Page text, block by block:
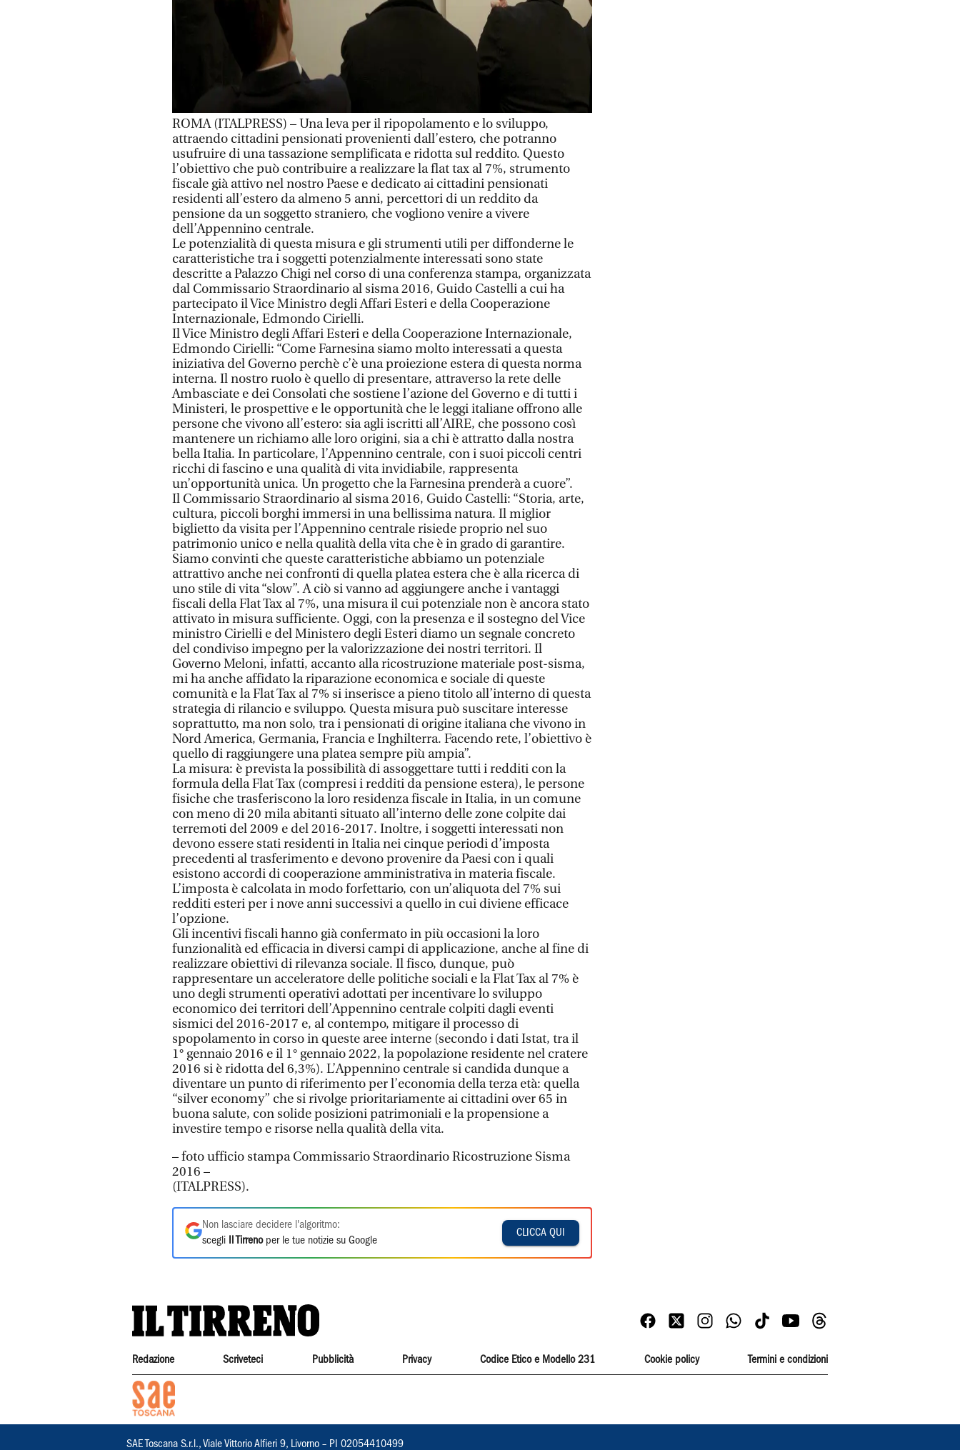
ROMA (ITALPRESS) – Una leva per il ripopolamento e lo sviluppo,
attraendo cittadini pensionati provenienti dall’estero, che potranno
usufruire di una tassazione semplificata e ridotta sul reddito. Questo
l’obiettivo che può contribuire a realizzare la flat tax al 7%, strumento
fiscale già attivo nel nostro Paese e dedicato ai cittadini pensionati
residenti all’estero da almeno 5 anni, percettori di un reddito da
pensione da un soggetto straniero, che vogliono venire a vivere
dell’Appennino centrale.
Le potenzialità di questa misura e gli strumenti utili per diffonderne le
caratteristiche tra i soggetti potenzialmente interessati sono state
descritte a Palazzo Chigi nel corso di una conferenza stampa, organizzata
dal Commissario Straordinario al sisma 2016, Guido Castelli a cui ha
partecipato il Vice Ministro degli Affari Esteri e della Cooperazione
Internazionale, Edmondo Cirielli.
Il Vice Ministro degli Affari Esteri e della Cooperazione Internazionale,
Edmondo Cirielli: “Come Farnesina siamo molto interessati a questa
iniziativa del Governo perchè c’è una proiezione estera di questa norma
interna. Il nostro ruolo è quello di presentare, attraverso la rete delle
Ambasciate e dei Consolati che sostiene l’azione del Governo e di tutti i
Ministeri, le prospettive e le opportunità che le leggi italiane offrono alle
persone che vivono all’estero: sia agli iscritti all’AIRE, che possono così
mantenere un richiamo alle loro origini, sia a chi è attratto dalla nostra
bella Italia. In particolare, l’Appennino centrale, con i suoi piccoli centri
ricchi di fascino e una qualità di vita invidiabile, rappresenta
un’opportunità unica. Un progetto che la Farnesina prenderà a cuore”.
Il Commissario Straordinario al sisma 2016, Guido Castelli: “Storia, arte,
cultura, piccoli borghi immersi in una bellissima natura. Il miglior
biglietto da visita per l’Appennino centrale risiede proprio nel suo
patrimonio unico e nella qualità della vita che è in grado di garantire.
Siamo convinti che queste caratteristiche abbiamo un potenziale
attrattivo anche nei confronti di quella platea estera che è alla ricerca di
uno stile di vita “slow”. A ciò si vanno ad aggiungere anche i vantaggi
fiscali della Flat Tax al 7%, una misura il cui potenziale non è ancora stato
attivato in misura sufficiente. Oggi, con la presenza e il sostegno del Vice
ministro Cirielli e del Ministero degli Esteri diamo un segnale concreto
del condiviso impegno per la valorizzazione dei nostri territori. Il
Governo Meloni, infatti, accanto alla ricostruzione materiale post-sisma,
mi ha anche affidato la riparazione economica e sociale di queste
comunità e la Flat Tax al 7% si inserisce a pieno titolo all’interno di questa
strategia di rilancio e sviluppo. Questa misura può suscitare interesse
soprattutto, ma non solo, tra i pensionati di origine italiana che vivono in
Nord America, Germania, Francia e Inghilterra. Facendo rete, l’obiettivo è
quello di raggiungere una platea sempre più ampia”.
La misura: è prevista la possibilità di assoggettare tutti i redditi con la
formula della Flat Tax (compresi i redditi da pensione estera), le persone
fisiche che trasferiscono la loro residenza fiscale in Italia, in un comune
con meno di 20 mila abitanti situato all’interno delle zone colpite dai
terremoti del 2009 e del 2016-2017. Inoltre, i soggetti interessati non
devono essere stati residenti in Italia nei cinque periodi d’imposta
precedenti al trasferimento e devono provenire da Paesi con i quali
esistono accordi di cooperazione amministrativa in materia fiscale.
L’imposta è calcolata in modo forfettario, con un’aliquota del 7% sui
redditi esteri per i nove anni successivi a quello in cui diviene efficace
l’opzione.
Gli incentivi fiscali hanno già confermato in più occasioni la loro
funzionalità ed efficacia in diversi campi di applicazione, anche al fine di
realizzare obiettivi di rilevanza sociale. Il fisco, dunque, può
rappresentare un acceleratore delle politiche sociali e la Flat Tax al 7% è
uno degli strumenti operativi adottati per incentivare lo sviluppo
economico dei territori dell’Appennino centrale colpiti dagli eventi
sismici del 2016-2017 e, al contempo, mitigare il processo di
spopolamento in corso in queste aree interne (secondo i dati Istat, tra il
1° gennaio 2016 e il 1° gennaio 2022, la popolazione residente nel cratere
2016 si è ridotta del 6,3%). L’Appennino centrale si candida dunque a
diventare un punto di riferimento per l’economia della terza età: quella
“silver economy” che si rivolge prioritariamente ai cittadini over 65 in
buona salute, con solide posizioni patrimoniali e la propensione a
investire tempo e risorse nella qualità della vita.
– foto ufficio stampa Commissario Straordinario Ricostruzione Sisma
2016 –
(ITALPRESS).
Non lasciare decidere l'algoritmo:
scegli
Il Tirrenoper le tue notizie su Google
CLICCA QUI
Redazione Scriveteci Pubblicità Privacy Codice Etico e Modello 231 Cookie policy Termini e condizioni
SAE Toscana S.r.l., Viale Vittorio Alfieri 9, Livorno – PI 02054410499